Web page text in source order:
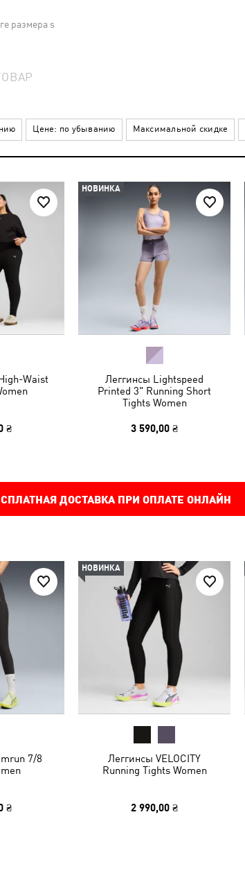
размера s
Цене: по убыванию Максимальной скидке
Waist
₴
НОВИНКА
Леггинсы Lightspeed
Printed 3" Running Short
Tights Women
3 590,00 ₴
ДОСТАВКА ПРИ ОПЛАТЕ ОНЛАЙН
7/8
₴
НОВИНКА
Леггинсы VELOCITY
Running Tights Women
2 990,00 ₴